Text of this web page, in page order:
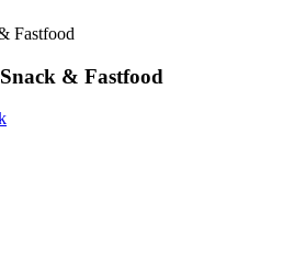
Snack & Fastfood